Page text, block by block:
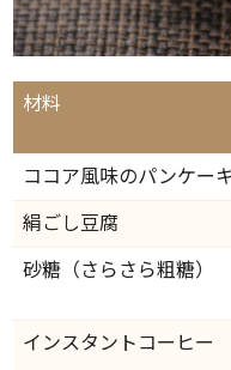
材料
ココア風味のパンケー
絹ごし豆腐
砂糖（さらさら粗糖）
インスタントコーヒー